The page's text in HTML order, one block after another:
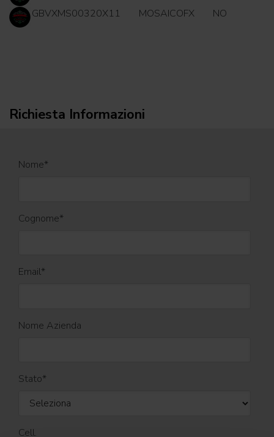
GBVXMS00320X11
MOSAICOFX NO
Richiesta Informazioni
Nome*
Cognome*
Email*
Nome Azienda
Stato*
Cell.